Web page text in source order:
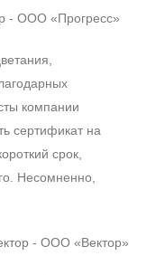
- ООО «Прогресс»
компании
сертификат на
срок,
Несомненно,
- ООО «Вектор»